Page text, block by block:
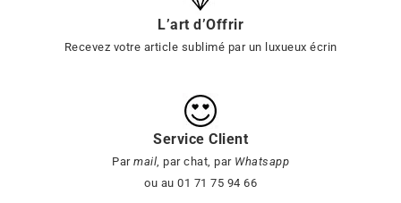
L’art d’Offrir
Recevez votre article sublimé par un luxueux écrin
Service Client
Par mail, par chat, parWhatsapp
ou au 01 71 75 94 66